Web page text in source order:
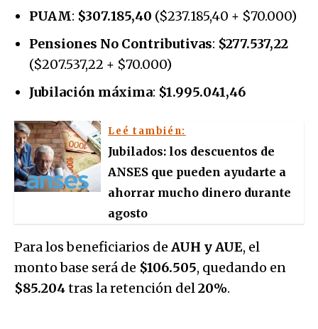
PUAM: $307.185,40 ($237.185,40 + $70.000)
Pensiones No Contributivas: $277.537,22
($207.537,22 + $70.000)
Jubilación máxima: $1.995.041,46
Leé también:
Jubilados: los descuentos de
ANSES que pueden ayudarte a
ahorrar mucho dinero durante
agosto
Para los beneficiarios de AUH y AUE, el
monto base será de $106.505, quedando en
$85.204tras la retención del20%.